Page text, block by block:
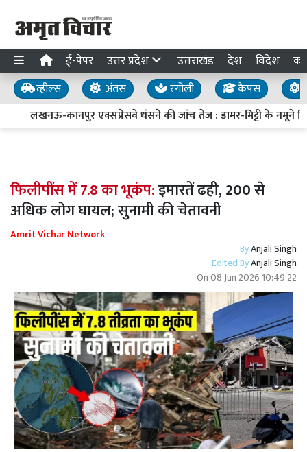
ई-पेपर उत्तर प्रदेश उत्तराखंड देश विदेश
व्हील्स अंतस रंगोली कैंपस
लखनऊ-कानपुर एक्सप्रेसवे धंसने की जांच तेज : डामर-मिट्टी के नमूने
फिलीपींस में 7.8 का भूकंप:इमारतें ढही, 200 से
अधिक लोग घायल; सुनामी की चेतावनी
Amrit Vichar Network
ByAnjali Singh
Edited ByAnjali Singh
On08 Jun 2026 10:49:22